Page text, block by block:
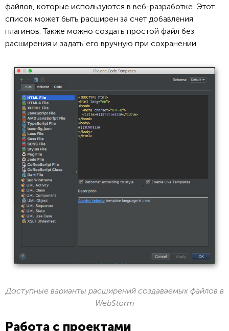
файлов, которые используются в веб-разработке. Этот
список может быть расширен за счет добавления
плагинов. Также можно создать простой файл без
расширения и задать его вручную при сохранении.
Доступные варианты расширений создаваемых файлов в
WebStorm
Работа с проектами